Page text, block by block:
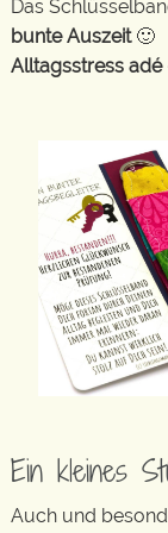
Das
bunte Auszeit🙂
Alltagsstress
Ein kleines
Auch und